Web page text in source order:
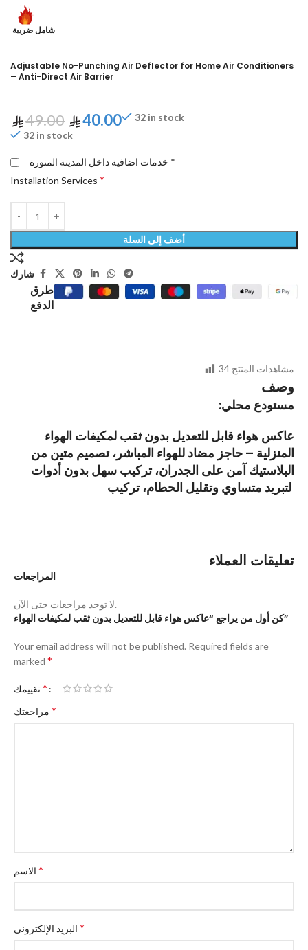
Adjustable No-Punching Air Deflector for Home Air Conditioners
– Anti-Direct Air Barrier
49.00 40.00
32 in stock
32 in stock
خدمات اضافية داخل المدينة المنورة *
Installation Services *
أضف إلى السلة
شارك
طرق
الدفع
مشاهدات المنتج 34
وصف
:مستودع محلي
عاكس هواء قابل للتعديل بدون ثقب لمكيفات الهواء
المنزلية – حاجز مضاد للهواء المباشر، تصميم متين من
البلاستيك آمن على الجدران، تركيب سهل بدون أدوات
تعليقات العملاء
المراجعات
لا توجد مراجعات حتى الآن.
كن أول من يراجع “عاكس هواء قابل للتعديل بدون ثقب لمكيفات الهواء”
Your email address will not be published. Required fields are
marked *
*
*
*
*